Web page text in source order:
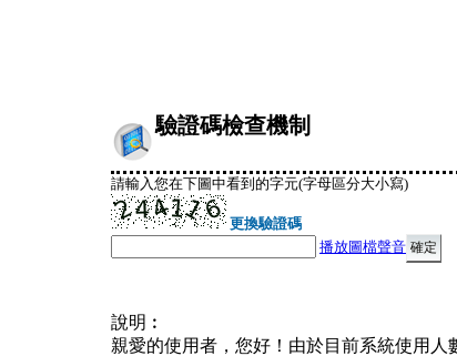
驗證碼檢查機制
請輸入您在下圖中看到的字元(字母區分大小寫)
更換驗證碼
播放圖檔聲音
說明︰
親愛的使用者，您好！由於目前系統使用